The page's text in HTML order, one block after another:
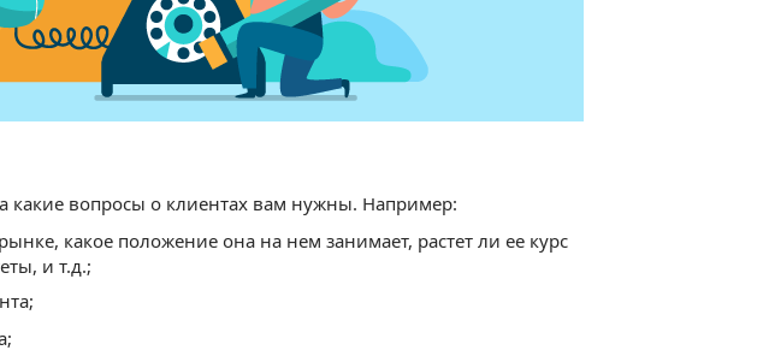
какие вопросы о клиентах вам нужны. Например:
какое положение она на нем занимает, растет ли ее курс
и т.д.;